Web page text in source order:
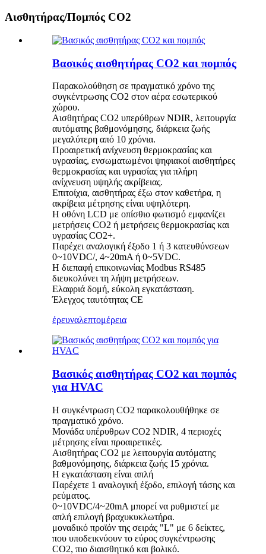
Αισθητήρας/Πομπός CO2
Βασικός αισθητήρας CO2 και πομπός
Παρακολούθηση σε πραγματικό χρόνο της
συγκέντρωσης CO2 στον αέρα εσωτερικού
χώρου.
Αισθητήρας CO2 υπερύθρων NDIR, λειτουργία
αυτόματης βαθμονόμησης, διάρκεια ζωής
μεγαλύτερη από 10 χρόνια.
Προαιρετική ανίχνευση θερμοκρασίας και
υγρασίας, ενσωματωμένοι ψηφιακοί αισθητήρες
θερμοκρασίας και υγρασίας για πλήρη
ανίχνευση υψηλής ακρίβειας.
Επιτοίχια, αισθητήρας έξω στον καθετήρα, η
ακρίβεια μέτρησης είναι υψηλότερη.
Η οθόνη LCD με οπίσθιο φωτισμό εμφανίζει
μετρήσεις CO2 ή μετρήσεις θερμοκρασίας και
υγρασίας CO2+.
Παρέχει αναλογική έξοδο 1 ή 3 κατευθύνσεων
0~10VDC/, 4~20mA ή 0~5VDC.
Η διεπαφή επικοινωνίας Modbus RS485
διευκολύνει τη λήψη μετρήσεων.
Ελαφριά δομή, εύκολη εγκατάσταση.
Έλεγχος ταυτότητας CE
έρευναλεπτομέρεια
Βασικός αισθητήρας CO2 και πομπός
για HVAC
Η συγκέντρωση CO2 παρακολουθήθηκε σε
πραγματικό χρόνο.
Μονάδα υπέρυθρων CO2 NDIR, 4 περιοχές
μέτρησης είναι προαιρετικές.
Αισθητήρας CO2 με λειτουργία αυτόματης
βαθμονόμησης, διάρκεια ζωής 15 χρόνια.
Η εγκατάσταση είναι απλή
Παρέχετε 1 αναλογική έξοδο, επιλογή τάσης και
ρεύματος.
0~10VDC/4~20mA μπορεί να ρυθμιστεί με
απλή επιλογή βραχυκυκλωτήρα.
μοναδικό προϊόν της σειράς "L" με 6 δείκτες,
που υποδεικνύουν το εύρος συγκέντρωσης
CO2, πιο διαισθητικό και βολικό.